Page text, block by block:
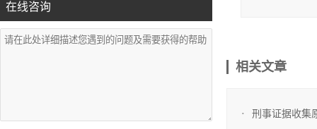
在线咨询
相关文章
刑事证据收集